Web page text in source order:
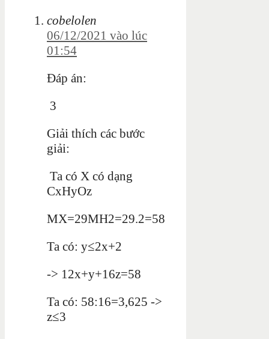
cobelolen
06/12/2021 vào lúc
01:54
Đáp án:
3
Giải thích các bước
giải:
Ta có X có dạng
CxHyOz
MX=29MH2=29.2=58
Ta có: y≤2x+2
-> 12x+y+16z=58
Ta có: 58:16=3,625 ->
z≤3